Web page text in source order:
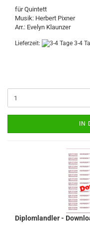
für Quintett
Musik: Herbert Pixner
Arr.: Evelyn Klaunzer
Lieferzeit: 3-4
IN
Diplomlandler -